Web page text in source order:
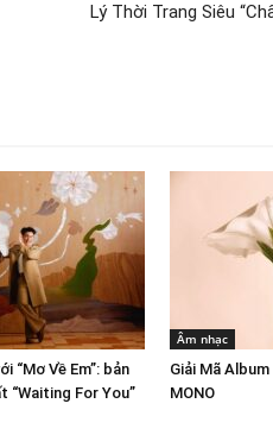
Lý Thời Trang Siêu
“Mơ Về Em”: bản
“Waiting For You”
Âm nhạc
Giải Mã Album
MONO